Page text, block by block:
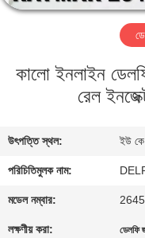
কারখানা
যোগাযোগ
করুন
কালো ইনলাইন
রেল
উৎপত্তি স্থল: ইউ কে
পরিচিতিমুলক নাম:
মডেল নম্বার:
লক্ষণীয় করা: ডেলফি